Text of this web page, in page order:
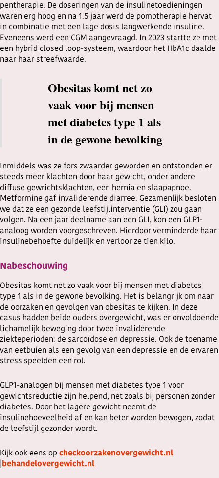
pentherapie. De doseringen van de insulinetoedieningen
waren erg hoog en na 1.5 jaar werd de pomptherapie hervat
in combinatie met een lage dosis langwerkende insuline.
Eveneens werd een CGM aangevraagd. In 2023 startte ze met
een hybrid closed loop-systeem, waardoor het HbA1c daalde
naar haar streefwaarde.
Obesitas komt net zo
vaak voor bij mensen
met diabetes type 1 als
in de gewone bevolking
Inmiddels was ze fors zwaarder geworden en ontstonden er
steeds meer klachten door haar gewicht, onder andere
diffuse gewrichtsklachten, een hernia en slaapapnoe.
Metformine gaf invaliderende diarree. Gezamenlijk besloten
we dat ze een gezonde leefstijlinterventie (GLI) zou gaan
volgen. Na een jaar deelname aan een GLI, kon een GLP1-
analoog worden voorgeschreven. Hierdoor verminderde haar
insulinebehoefte duidelijk en verloor ze tien kilo.
Nabeschouwing
Obesitas komt net zo vaak voor bij mensen met diabetes
type 1 als in de gewone bevolking. Het is belangrijk om naar
de oorzaken en gevolgen van obesitas te kijken. In deze
casus hadden beide ouders overgewicht, was er onvoldoende
lichamelijk beweging door twee invaliderende
ziekteperioden: de sarcoïdose en depressie. Ook de toename
van eetbuien als een gevolg van een depressie en de ervaren
stress speelden een rol.
GLP1-analogen bij mensen met diabetes type 1 voor
gewichtsreductie zijn helpend, net zoals bij personen zonder
diabetes. Door het lagere gewicht neemt de
insulinehoeveelheid af en kan beter worden bewogen, zodat
de leefstijl gezonder wordt.
Kijk ook eens op checkoorzakenovergewicht.nl
behandelovergewicht.nl